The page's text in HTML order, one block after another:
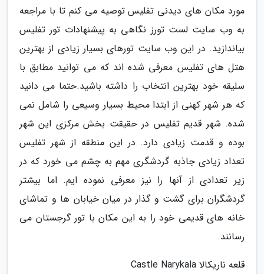
مورد مکان های دیدنی تفلیس توصیه می کنم تا با مراجعه
به وب سایت لست تورز نگاهی به پیشنهادات تور تفلیس
بیاندازید. در این وب سایت تورهای بسیار زیادی از بهترین
هتل های تفلیس معرفی شده اند که می توانید مطابق با
سلیقه خود بهترین انتخاب را داشته باشید.حتما می دانید
که هر شهر کهنی از ابتدا محیط بسیار وسیعی را شامل نمی
شده. شهر قدیم تفلیس در حقیقت بخش مرکزی این شهر
بوده و قدمت زیادی دارد. در این منطقه از شهر تفلیس
تعداد زیادی جاذبه گردشگری مهم به چشم می خورد که در
زیر تعدادی از آنها را نیز معرفی نموده ایم. اما بیشتر
گردشگران برای گشت و گذار در میان خیابان ها و تماشای
خانه های قدیمی خود را به این مکان با تور گرجستان می
رسانند.
قلعه ناریکالا Castle Narykala